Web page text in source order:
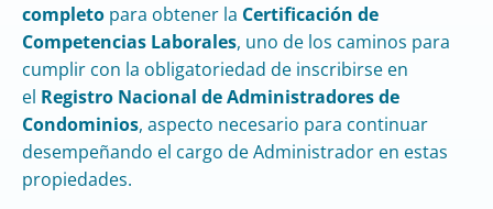
completo para obtener la Certificación de
Competencias Laborales, uno de los caminos para
cumplir con la obligatoriedad de inscribirse en
el Registro Nacional de Administradores de
Condominios, aspecto necesario para continuar
desempeñando el cargo de Administrador en estas
propiedades.